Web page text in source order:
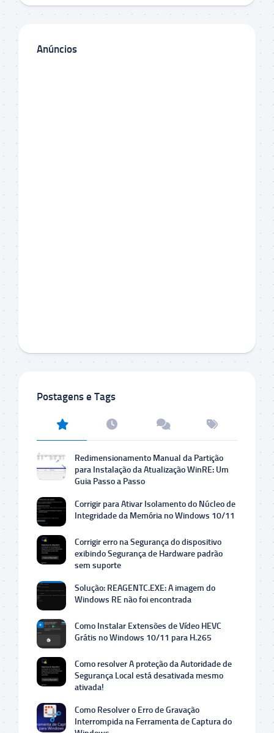
Anúncios
Postagens e Tags
Redimensionamento Manual da Partição
para Instalação da Atualização WinRE: Um
Guia Passo a Passo
Corrigir para Ativar Isolamento do Núcleo de
Integridade da Memória no Windows 10/11
Corrigir erro na Segurança do dispositivo
exibindo Segurança de Hardware padrão
sem suporte
Solução: REAGENTC.EXE: A imagem do
Windows RE não foi encontrada
Como Instalar Extensões de Vídeo HEVC
Grátis no Windows 10/11 para H.265
Como resolver A proteção da Autoridade de
Segurança Local está desativada mesmo
ativada!
Como Resolver o Erro de Gravação
Interrompida na Ferramenta de Captura do